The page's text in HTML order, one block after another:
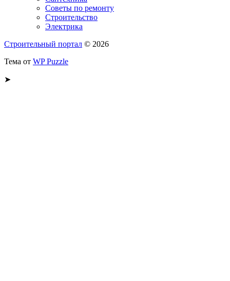
Советы по ремонту
Строительство
Электрика
Строительный портал © 2026
Тема от WP Puzzle
➤